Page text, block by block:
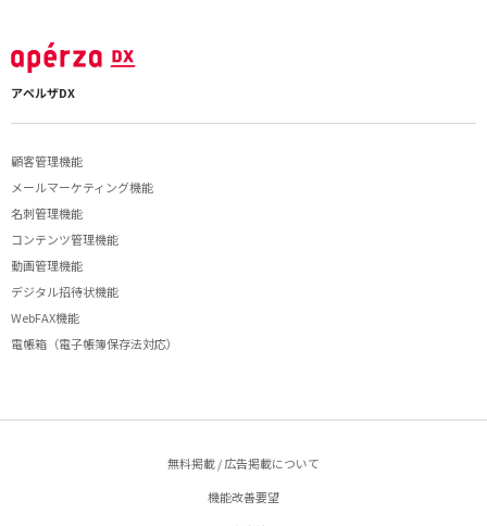
アペルザDX
顧客管理機能
メールマーケティング機能
名刺管理機能
コンテンツ管理機能
動画管理機能
デジタル招待状機能
WebFAX機能
電帳箱（電子帳簿保存法対応）
無料掲載 / 広告掲載について
機能改善要望